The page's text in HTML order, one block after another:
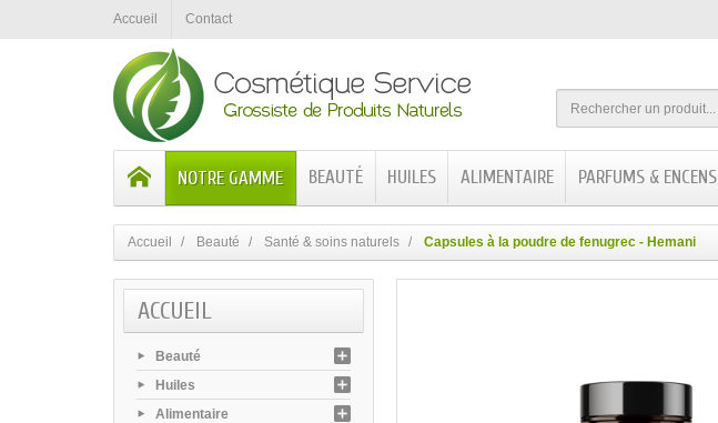
Accueil Contact
NOTRE GAMME BEAUTÉ HUILES ALIMENTAIRE PARFUMS & ENCENS
Accueil Beauté Santé & soins naturels Capsules à la poudre de fenugrec - Hemani
ACCUEIL
Beauté
Huiles
Alimentaire